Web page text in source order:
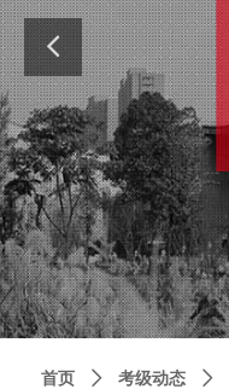
首页 ꄲ 考级动态 ꄲ